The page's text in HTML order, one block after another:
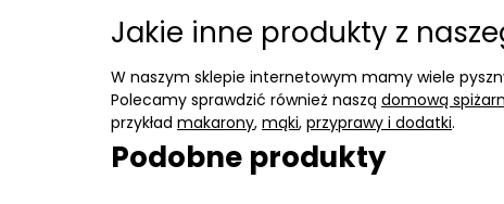
Jakie inne produkty z
W naszym sklepie internetowym mamy wiele
Polecamy sprawdzić również naszą domową
przykład makarony, mąki, przyprawy i dodatki.
Podobne produkty